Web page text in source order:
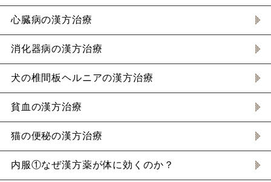
心臓病の漢方治療
消化器病の漢方治療
犬の椎間板ヘルニアの漢方治療
貧血の漢方治療
猫の便秘の漢方治療
内服①なぜ漢方薬が体に効くのか？